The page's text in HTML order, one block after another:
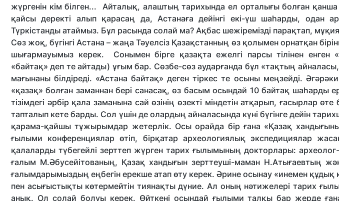
жүргенін кім білген... Айталық, алаштың тарихында ел орталығы болған
қайсы деректі алып қарасаң да, Астанаға дейінгі екі-үш шаһарды, одан
Түркістанды атаймыз. Бұл расында солай ма? Ақбас шежіремізді парақтап,
Сөз жоқ, бүгінгі Астана – жаңа Тәуелсіз Қазақстан­ның өз қолымен ор­нат­қан
шығармауымыз керек. Сонымен бірге қазақта ежелгі парсы тілінен енген
«байтақ» деп те айтады) ұғым бар. Сөзбе-сөз аударғанда бұл «тақтың
мағынаны білдіреді. «Астана байтақ» деген тіркес те осыны меңзейді.
«қазақ» болған заманнан бері санасақ, өз басым осындай 10 байтақ шаһарды
тізімдегі әрбір қала заманына сай өзінің өзекті міндетін атқарып, ғасырлар өте
тапталып кете барды. Сол үшін де олардың айналасында күні бүгінге дейін
қарама-қайшы тұжырымдар жетерлік. Осы орайда бір ғана «Қазақ
ғылыми конференциялар өтіп, бірқатар археологиялық экспедициялар
қалаларды түбегей­лі зерттеп жүрген тарих ғылымы­ның докторлары:
ғалым М.Әбусейітованың, Қазақ хандығын зерттеуші-маман Н.Атығаевтың
ғалымдарымыздың еңбегін ерекше атап өту керек. Әрине осынау «инемен құдық
пен асығыстықты көтер­мейтін тиянақты дүние. Ал оның нәтижелері тарих
анық. Ол солай болуы керек. Өйткені осындай ғылыми талқы бар жерде